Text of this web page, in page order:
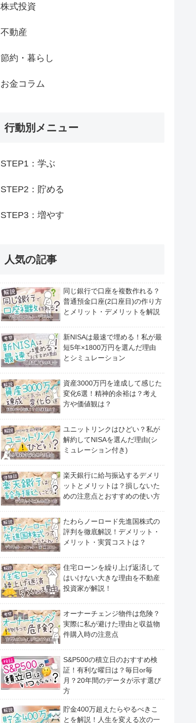
株式投資
不動産
節約・暮らし
お金コラム
行動別メニュー
STEP1：学ぶ
STEP2：貯める
STEP3：増やす
人気の記事
同じ銀行で口座を複数作れる？
普通預金口座(2口座目)の作り方
とメリット・デメリットを解説
新NISAは最速で埋める！私が最
短5年×1800万円を選んだ理由
とシミュレーション
資産3000万円を達成して感じた
変化6選！精神的余裕は？考え
方や価値観は？
ユニットリンクはひどい？私が
解約してNISAを選んだ理由(シ
ミュレーション付き)
楽天銀行に給与振込するデメリ
ットとメリットは？損しないた
めの注意点とおすすめの使い方
たわらノーロード先進国株式の
評判を徹底解説！デメリット・
メリット・実質コストは？
住宅ローンを繰り上げ返済して
はいけない大きな理由を不動産
投資家が解説！
オーナーチェンジ物件は危険？
実際に私が避けた理由と収益物
件購入時の注意点
S&P500の積立日のおすすめ検
証！有利な曜日は？毎日or毎
月？20年間のデータが示す選び
方
貯金400万超えたらやるべきこ
とを解説！人生を変える次の一